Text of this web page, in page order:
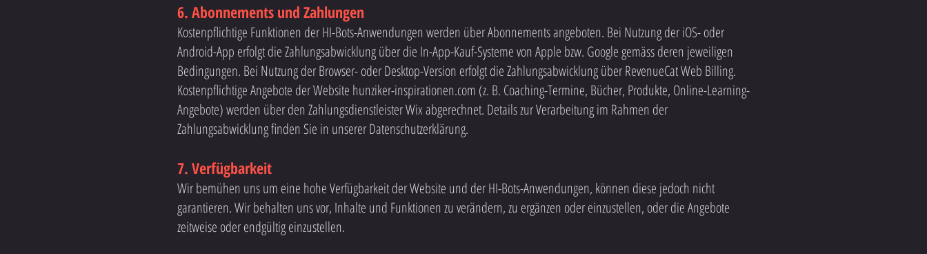
6. Abonnements und Zahlungen
Kostenpflichtige Funktionen der HI-Bots-Anwendungen werden über Abonnements angeboten. Bei Nutzung der iOS- oder
Android-App erfolgt die Zahlungsabwicklung über die In-App-Kauf-Systeme von Apple bzw. Google gemäss deren jeweiligen
Bedingungen. Bei Nutzung der Browser- oder Desktop-Version erfolgt die Zahlungsabwicklung über RevenueCat Web Billing.
Kostenpflichtige Angebote der Website hunziker-inspirationen.com (z. B. Coaching-Termine, Bücher, Produkte, Online-Learning-
Angebote) werden über den Zahlungsdienstleister Wix abgerechnet. Details zur Verarbeitung im Rahmen der
Zahlungsabwicklung finden Sie in unserer Datenschutzerklärung.
7. Verfügbarkeit
Wir bemühen uns um eine hohe Verfügbarkeit der Website und der HI-Bots-Anwendungen, können diese jedoch nicht
garantieren. Wir behalten uns vor, Inhalte und Funktionen zu verändern, zu ergänzen oder einzustellen, oder die Angebote
zeitweise oder endgültig einzustellen.